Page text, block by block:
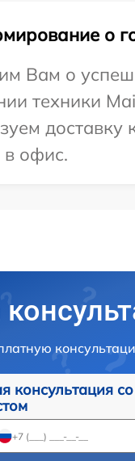
о
Вам о
техники
доставку
офис.
консультация со